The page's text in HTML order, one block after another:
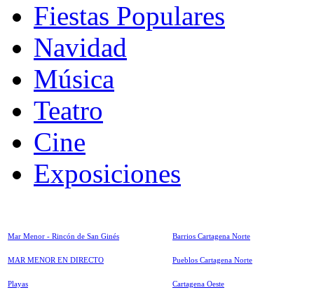
Fiestas Populares
Navidad
Música
Teatro
Cine
Exposiciones
Mar Menor - Rincón de San Ginés
MAR MENOR EN DIRECTO
Playas
Barrios Cartagena Norte
Pueblos Cartagena Norte
Cartagena Oeste